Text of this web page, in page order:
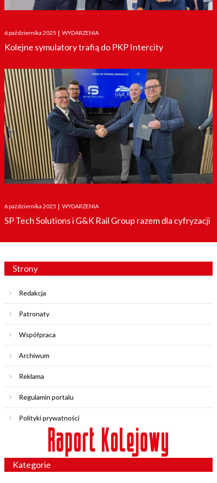
Posted
on
6 października 2025 | WYDARZENIA
Kolejne symulatory trafią do PKP Intercity
Posted
on
6 października 2025 | WYDARZENIA
SP Tech Solutions i G&K Rail Group razem dla cyfryzacji
Strony
Redakcja
Patronaty
Współpraca
Archiwum
Reklama
Regulamin portalu
Polityki prywatności
Kategorie